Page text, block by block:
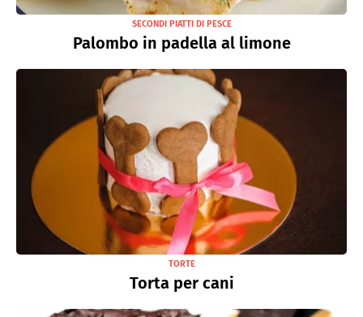
SECONDI PIATTI DI PESCE
Palombo in padella al limone
TORTE
Torta per cani